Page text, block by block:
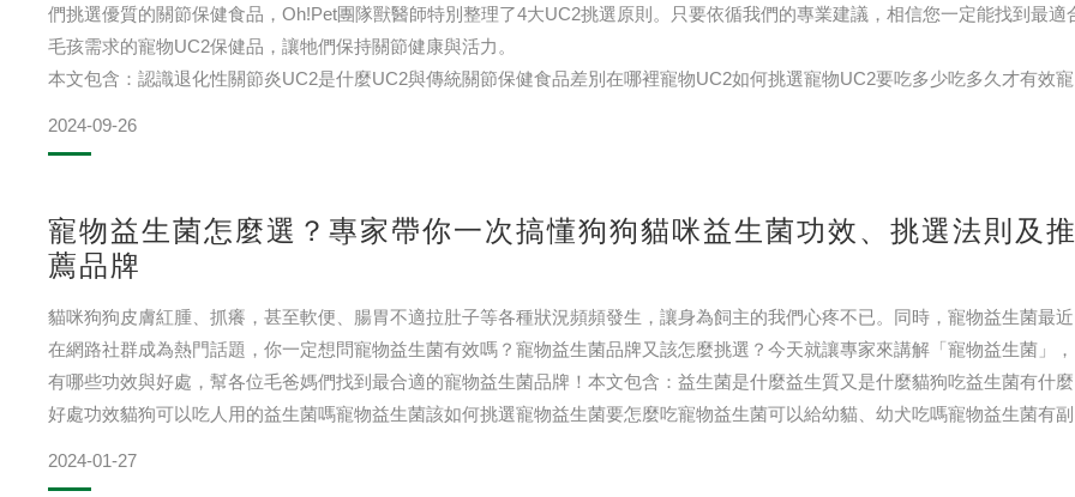
們挑選優質的關節保健食品，Oh!Pet團隊獸醫師特別整理了4大UC2挑選原則。只要依循我們的專業建議，相信您一定能找到最適
毛孩需求的寵物UC2保健品，讓牠們保持關節健康與活力。
本文包含：認識退化性關節炎UC2是什麼UC2與傳統關節保健食品差別在哪裡寵物UC2如何挑選寵物UC2要吃多少吃多久才有效寵
2024-09-26
寵物益生菌怎麼選？專家帶你一次搞懂狗狗貓咪益生菌功效、挑選法則及
薦品牌
貓咪狗狗皮膚紅腫、抓癢，甚至軟便、腸胃不適拉肚子等各種狀況頻頻發生，讓身為飼主的我們心疼不已。同時，寵物益生菌最近
在網路社群成為熱門話題，你一定想問寵物益生菌有效嗎？寵物益生菌品牌又該怎麼挑選？今天就讓專家來講解「寵物益生菌」，
有哪些功效與好處，幫各位毛爸媽們找到最合適的寵物益生菌品牌！本文包含：益生菌是什麼益生質又是什麼貓狗吃益生菌有什麼
好處功效貓狗可以吃人用的益生菌嗎寵物益生菌該如何挑選寵物益生菌要怎麼吃寵物益生菌可以給幼貓、幼犬吃嗎寵物益生菌有副
2024-01-27